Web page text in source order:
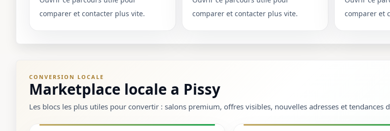
comparer et contacter plus vite.
comparer et contacter plus vite.
comparer et
CONVERSION LOCALE
Marketplace locale a Pissy
Les blocs les plus utiles pour convertir : salons premium, offres visibles, nouvelles adresses et tendances